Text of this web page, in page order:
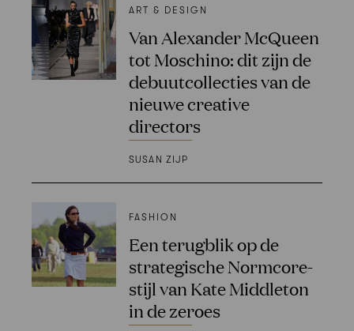
ART & DESIGN
Van Alexander McQueen
tot Moschino: dit zijn de
debuutcollecties van de
nieuwe creative
directors
SUSAN ZIJP
FASHION
Een terugblik op de
strategische Normcore-
stijl van Kate Middleton
in de zeroes